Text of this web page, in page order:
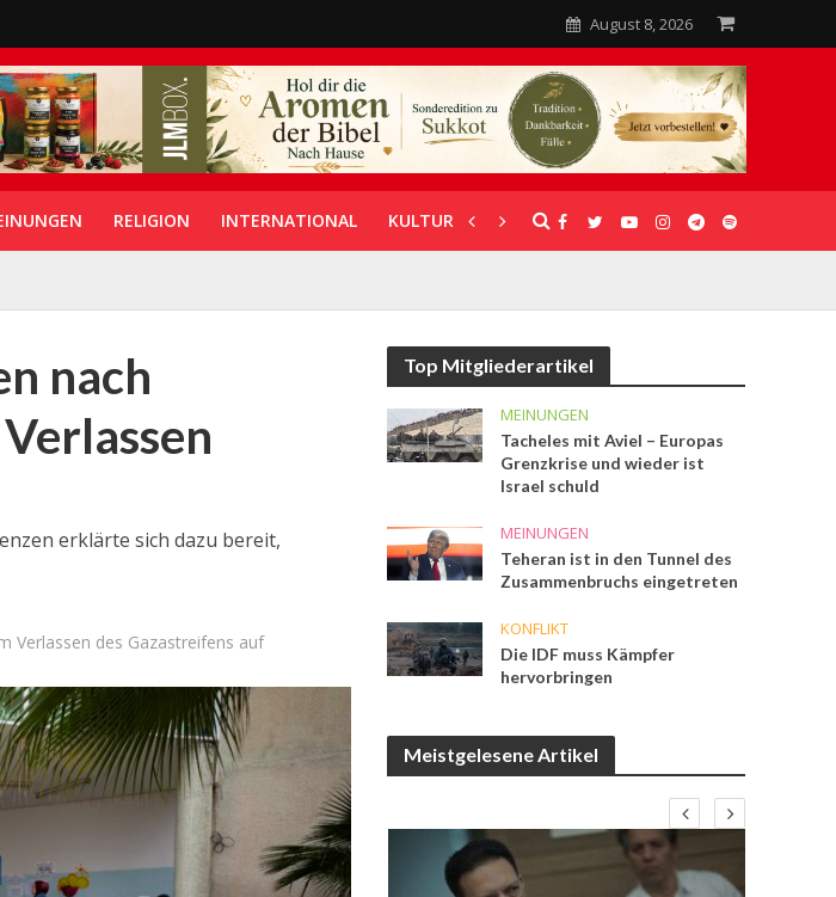
August 8, 2026
RELIGION INTERNATIONAL KULTUR UNTERSTÜTZUNG
nach
erklärte sich dazu bereit,
Verlassen des Gazastreifens auf
Top Mitgliederartikel
MEINUNGEN
Tacheles mit Aviel – Europas
Grenzkrise und wieder ist
Israel schuld
MEINUNGEN
Teheran ist in den Tunnel des
Zusammenbruchs eingetreten
KONFLIKT
Die IDF muss Kämpfer
hervorbringen
Meistgelesene Artikel